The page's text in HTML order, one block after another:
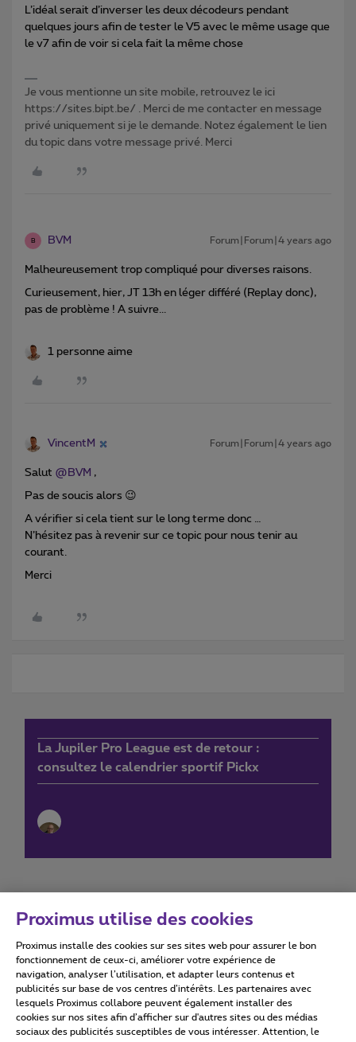
L’idéal serait d’inverser les deux décodeurs pendant
quelques jours afin de tester le V5 avec le même usage que
le v7 afin de voir si cela fait la même chose
Je vous mentionne un site mobile, retrouvez le ici
https://sites.bipt.be/ . Merci de me contacter en message
privé uniquement si je le demande. Notez également le lien
du topic dans votre message privé. Merci
B BVM Forum|Forum|4 years ago
Malheureusement trop compliqué pour diverses raisons.
Curieusement, hier, JT 13h en léger différé (Replay donc),
pas de problème ! A suivre...
1 personne aime
VincentM Forum|Forum|4 years ago
Salut @BVM ,
Pas de soucis alors 😉
A vérifier si cela tient sur le long terme donc …
N’hésitez pas à revenir sur ce topic pour nous tenir au
courant.
Merci
La Jupiler Pro League est de retour :
consultez le calendrier sportif Pickx
Conditions d'utilisation Accessibility statement
Tous droits réservés. © 2026
Proximus utilise des cookies
Proximus installe des cookies sur ses sites web pour assurer le bon
fonctionnement de ceux-ci, améliorer votre expérience de
navigation, analyser l’utilisation, et adapter leurs contenus et
publicités sur base de vos centres d’intérêts. Les partenaires avec
lesquels Proximus collabore peuvent également installer des
cookies sur nos sites afin d’afficher sur d'autres sites ou des médias
sociaux des publicités susceptibles de vous intéresser. Attention, le